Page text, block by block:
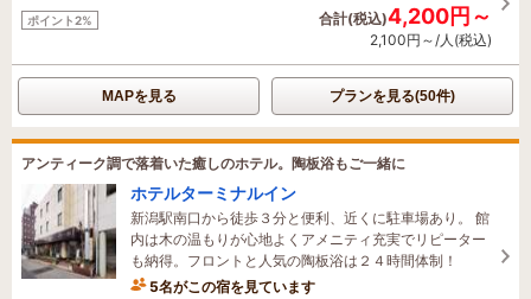
ポイント2% 合計(税込)4,200円～
2,100円～/人(税込)
MAPを見る プランを見る(50件)
アンティーク調で落着いた癒しのホテル。陶板浴もご一緒に
ホテルターミナルイン
新潟駅南口から徒歩３分と便利、近くに駐車場あり。 館
内は木の温もりが心地よくアメニティ充実でリピーター
も納得。フロントと人気の陶板浴は２４時間体制！
5名がこの宿を見ています